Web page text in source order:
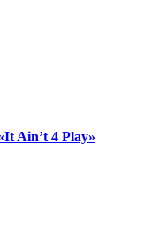
Ain’t 4 Play»